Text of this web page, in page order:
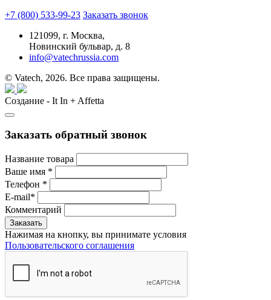
+7 (800) 533-99-23 Заказать звонок
121099, г. Москва,
Новинский бульвар, д. 8
info@vatechrussia.com
© Vatech, 2026. Все права защищены.
Создание - It In + Affetta
Заказать обратный звонок
Название товара
Ваше имя *
Телефон *
E-mail*
Комментарий
Нажимая на кнопку, вы принимате условия
Пользовательского соглашения